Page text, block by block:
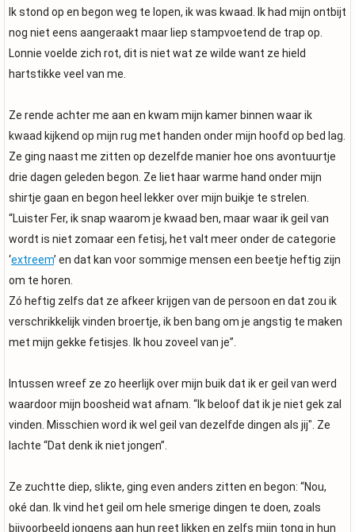
Ik stond op en begon weg te lopen, ik was kwaad. Ik had mijn ontbijt
nog niet eens aangeraakt maar liep stampvoetend de trap op.
Lonnie voelde zich rot, dit is niet wat ze wilde want ze hield
hartstikke veel van me.
Ze rende achter me aan en kwam mijn kamer binnen waar ik
kwaad kijkend op mijn rug met handen onder mijn hoofd op bed lag.
Ze ging naast me zitten op dezelfde manier hoe ons avontuurtje
drie dagen geleden begon. Ze liet haar warme hand onder mijn
shirtje gaan en begon heel lekker over mijn buikje te strelen.
“Luister Fer, ik snap waarom je kwaad ben, maar waar ik geil van
wordt is niet zomaar een fetisj, het valt meer onder de categorie
‘extreem’ en dat kan voor sommige mensen een beetje heftig zijn
om te horen.
Zó heftig zelfs dat ze afkeer krijgen van de persoon en dat zou ik
verschrikkelijk vinden broertje, ik ben bang om je angstig te maken
met mijn gekke fetisjes. Ik hou zoveel van je”.
Intussen wreef ze zo heerlijk over mijn buik dat ik er geil van werd
waardoor mijn boosheid wat afnam. “Ik beloof dat ik je niet gek zal
vinden. Misschien word ik wel geil van dezelfde dingen als jij". Ze
lachte “Dat denk ik niet jongen”.
Ze zuchtte diep, slikte, ging even anders zitten en begon: “Nou,
oké dan. Ik vind het geil om hele smerige dingen te doen, zoals
bijvoorbeeld jongens aan hun reet likken en zelfs mijn tong in hun